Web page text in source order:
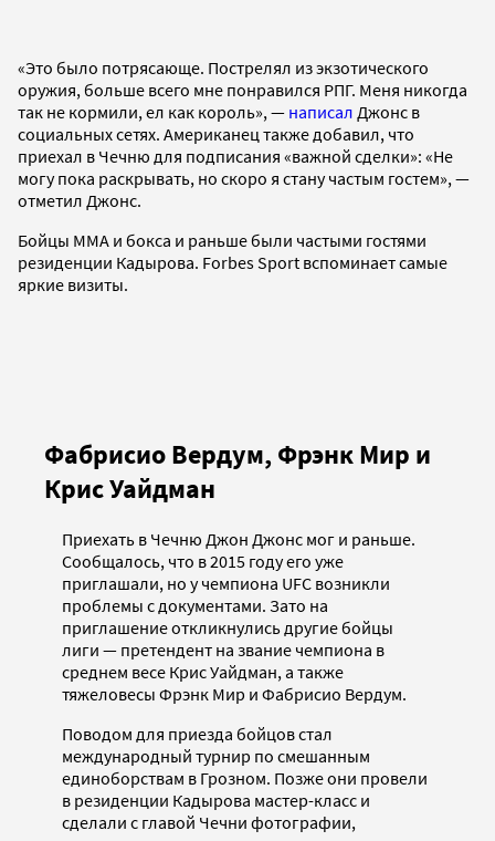
«Это было потрясающе. Пострелял из экзотического
оружия, больше всего мне понравился РПГ. Меня никогда
так не кормили, ел как король», — написал Джонс в
социальных сетях. Американец также добавил, что
приехал в Чечню для подписания «важной сделки»: «Не
могу пока раскрывать, но скоро я стану частым гостем», —
отметил Джонс.
Бойцы ММА и бокса и раньше были частыми гостями
резиденции Кадырова. Forbes Sport вспоминает самые
яркие визиты.
Фабрисио Вердум, Фрэнк Мир и
Крис Уайдман
Приехать в Чечню Джон Джонс мог и раньше.
Сообщалось, что в 2015 году его уже
приглашали, но у чемпиона UFC возникли
проблемы с документами. Зато на
приглашение откликнулись другие бойцы
лиги — претендент на звание чемпиона в
среднем весе Крис Уайдман, а также
тяжеловесы Фрэнк Мир и Фабрисио Вердум.
Поводом для приезда бойцов стал
международный турнир по смешанным
единоборствам в Грозном. Позже они провели
в резиденции Кадырова мастер-класс и
сделали с главой Чечни фотографии,